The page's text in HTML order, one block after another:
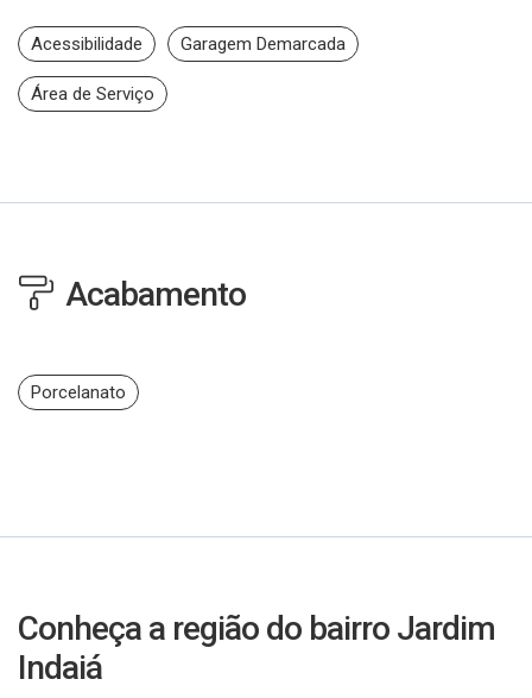
Acessibilidade Garagem Demarcada
Área de Serviço
Acabamento
Porcelanato
Conheça a região do bairro Jardim
Indaiá